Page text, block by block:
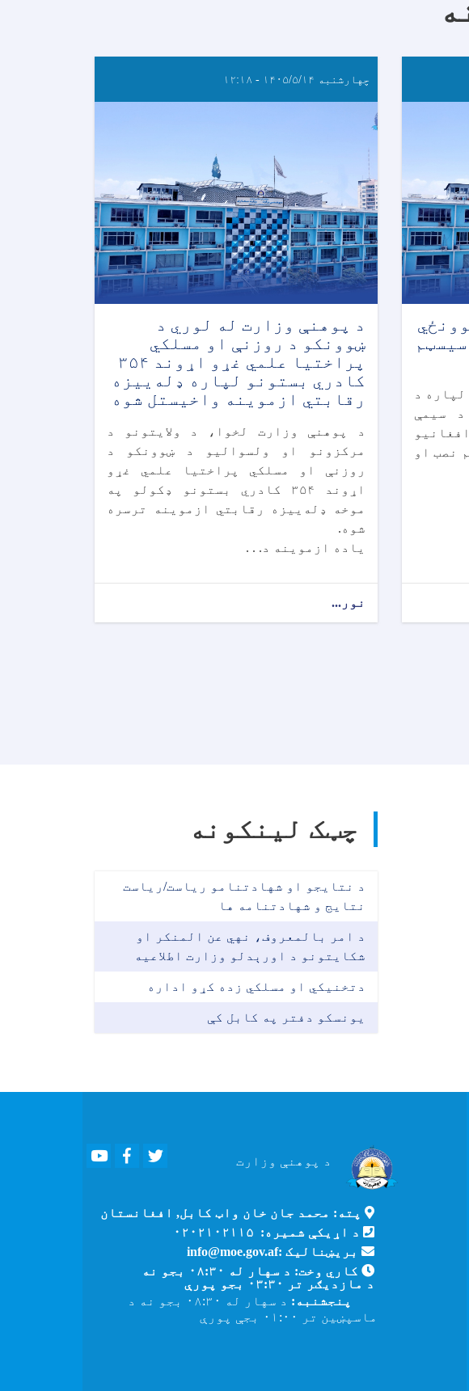
لپاره د
سیمې
د ۱۰۶ زره افغانیو
نصب او
چهارشنبه ۱۴۰۵/۵/۱۴ - ۱۲:۱۸
د پوهنې وزارت له لوري د
ښوونکو د روزنې او مسلکي
پراختیا علمي غړو اړوند ۳۵۴
کادري بستونو لپاره ډله‌ییزه
رقابتي ازموینه واخیستل شوه
د پوهنې وزارت لخوا، د ولايتونو د
مرکزونو او ولسواليو د ښوونکو د
روزنې او مسلکي پراختیا علمي غړو
اړوند ۳۵۴ کادري بستونو ډکولو په
موخه ډله‌ییزه رقابتي ازموینه ترسره
شوه.
ياده ازموینه د. . .
نور...
چټک لینکونه
د نتایجو او شهادتنامو ریاست/ریاست
نتایج و شهادتنامه ها
د امر بالمعروف، نهي عن المنکر او
شکایتونو د اورېدلو وزارت اطلاعیه
دتخنیکي او مسلکي زده کړو اداره
یونسکو دفتر په کابل کې
د پوهنې وزارت
YoutubeFacebook
پته: محمد جان خان واټ کابل, افغانستان
د اړیکې شمیره: ۰۲۰۲۱۰۲۱۱۵
بریښنالیک :info@moe.gov.af
کاري وخت: د سهار له ۰۸:۳۰ بجو نه
د مازدیګر تر ۰۳:۳۰ بجو پورې
پنجشنبه:
د سهار له ۰۸:۳۰ بجو نه د
ماسپښین تر ۰۱:۰۰ بجې پورې